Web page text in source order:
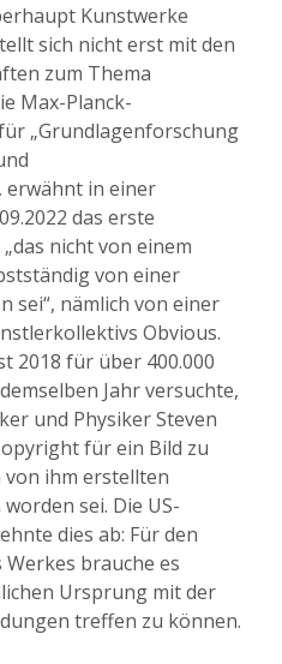
Kunstwerke
sich nicht erst mit den
zum Thema
Max-Planck-
„Grundlagenforschung
erwähnt in einer
das erste
nicht von einem
von einer
sei“, nämlich von einer
Obvious.
2018 für über 400.000
Jahr versuchte,
und Physiker Steven
für ein Bild zu
von ihm erstellten
sei. Die US-
dies ab: Für den
brauche es
Ursprung mit der
treffen zu können.